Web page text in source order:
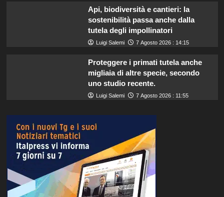
Api, biodiversità e cantieri: la
sostenibilità passa anche dalla
tutela degli impollinatori
Luigi Salemi 7 Agosto 2026 : 14:15
Proteggere i primati tutela anche
migliaia di altre specie, secondo
uno studio recente.
Luigi Salemi 7 Agosto 2026 : 11:55